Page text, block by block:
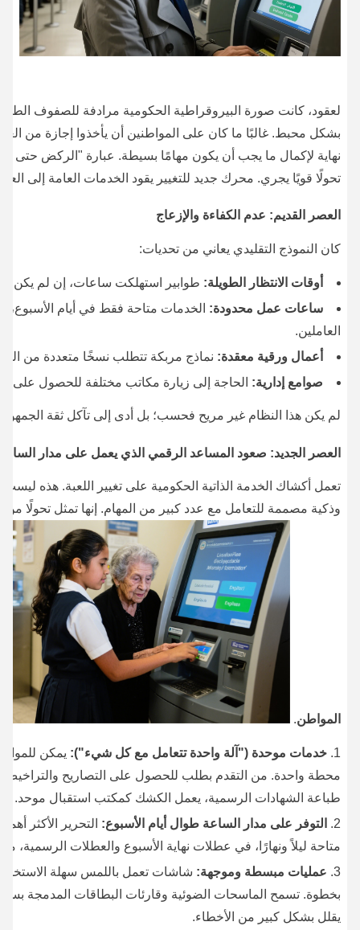
لعقود، كانت صورة البيروقراطية الحكومية مرادفة للصفوف
بشكل محبط. غالبًا ما كان على المواطنين أن يأخذوا إجازة من
نهاية لإكمال ما يجب أن يكون مهامًا بسيطة. عبارة "الركض حتى
تحولًا قويًا يجري. محرك جديد للتغيير يقود الخدمات العامة إلى
العصر القديم: عدم الكفاءة والإزعاج
كان النموذج التقليدي يعاني من تحديات:
أوقات الانتظار الطويلة: طوابير استهلكت ساعات، إن لم يكن
ساعات عمل محدودة: الخدمات متاحة فقط في أيام
العاملين.
أعمال ورقية معقدة: نماذج مربكة تتطلب نسخًا متعددة من
صوامع إدارية: الحاجة إلى زيارة مكاتب مختلفة للحصول
لم يكن هذا النظام غير مريح فحسب؛ بل أدى إلى تآكل ثقة
العصر الجديد: صعود المساعد الرقمي الذي يعمل على مدار
تعمل أكشاك الخدمة الذاتية الحكومية على تغيير اللعبة. هذه
وذكية مصممة للتعامل مع عدد كبير من المهام. إنها تمثل تحولًا
المواطن.
خدمات موحدة ("آلة واحدة تتعامل مع كل شيء"): يمكن
محطة واحدة. من التقدم بطلب للحصول على التصاريح والتراخيص
طباعة الشهادات الرسمية، يعمل الكشك كمكتب استقبال موحد.
التوفر على مدار الساعة طوال أيام الأسبوع: التحرير الأكثر
متاحة ليلاً ونهارًا، في عطلات نهاية الأسبوع والعطلات
عمليات مبسطة وموجهة: شاشات تعمل باللمس سهلة
بخطوة. تسمح الماسحات الضوئية وقارئات البطاقات المدمجة
يقلل بشكل كبير من الأخطاء.